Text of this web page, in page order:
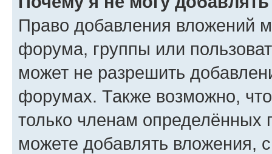
Право добавления вложений
форума, группы или
может не разрешить
форумах. Также возможно,
только членам определённых
можете добавлять вложения,